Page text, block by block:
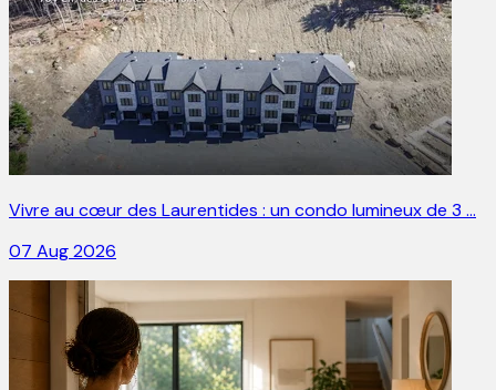
Vivre au cœur des Laurentides : un condo lumineux de 3 …
07 Aug 2026